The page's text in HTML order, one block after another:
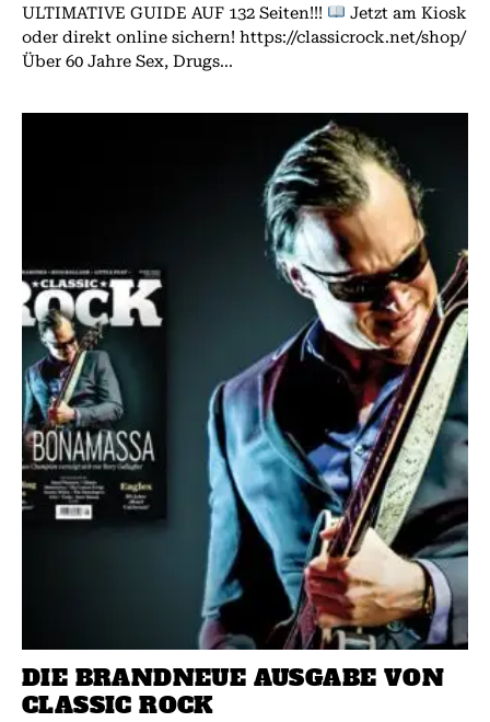
ULTIMATIVE GUIDE AUF 132 Seiten!!!
Jetzt am Kiosk
oder direkt online sichern! https://classicrock.net/shop/
Über 60 Jahre Sex, Drugs...
DIE BRANDNEUE AUSGABE VON
CLASSIC ROCK